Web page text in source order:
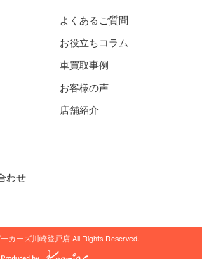
よくあるご質問
お役立ちコラム
車買取事例
お客様の声
店舗紹介
わせ
カーズ川崎登戸店 All Rights Reserved.